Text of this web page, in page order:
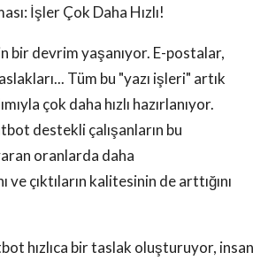
İşler Çok Daha Hızlı!
bir devrim yaşanıyor. E-postalar,
Tüm bu "yazı işleri" artık
çok daha hızlı hazırlanıyor.
destekli çalışanların bu
oranlarda daha
ve çıktıların kalitesinin de arttığını
hızlıca bir taslak oluşturuyor, insan